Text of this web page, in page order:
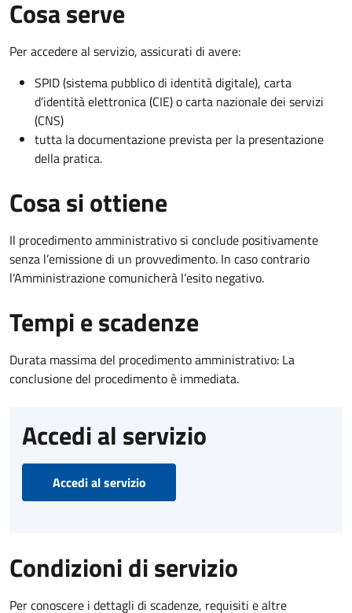
Cosa serve
Per accedere al servizio, assicurati di avere:
SPID (sistema pubblico di identità digitale), carta
d’identità elettronica (CIE) o carta nazionale dei servizi
(CNS)
tutta la documentazione prevista per la presentazione
della pratica.
Cosa si ottiene
Il procedimento amministrativo si conclude positivamente
senza l’emissione di un provvedimento. In caso contrario
l’Amministrazione comunicherà l’esito negativo.
Tempi e scadenze
Durata massima del procedimento amministrativo: La
conclusione del procedimento è immediata.
Accedi al servizio
Accedi al servizio
Condizioni di servizio
Per conoscere i dettagli di scadenze, requisiti e altre